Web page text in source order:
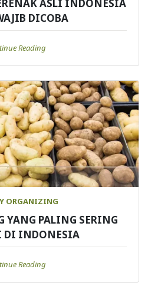
ASLI INDONESIA
DICOBA
Reading
ORGANIZING
YANG PALING SERING
DI INDONESIA
Reading